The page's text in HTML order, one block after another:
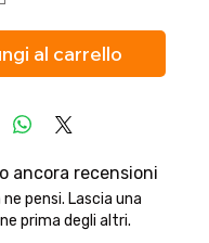
al carrello
ancora recensioni
ne pensi. Lascia una
prima degli altri.